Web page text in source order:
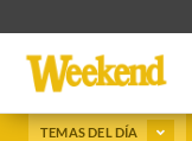
TEMAS DEL DÍA